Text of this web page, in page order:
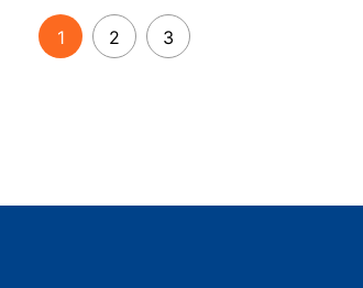
1 2 3